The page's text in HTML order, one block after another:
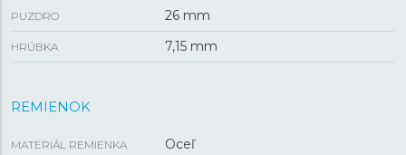
PUZDRO 26 mm
HRÚBKA 7,15 mm
REMIENOK
MATERIÁL REMIENKA Oceľ